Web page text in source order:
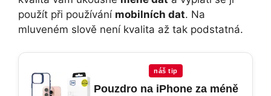
použít při používání mobilních dat. Na
mluveném slově není kvalita až tak podstatná.
náš tip
Pouzdro na iPhone za méně